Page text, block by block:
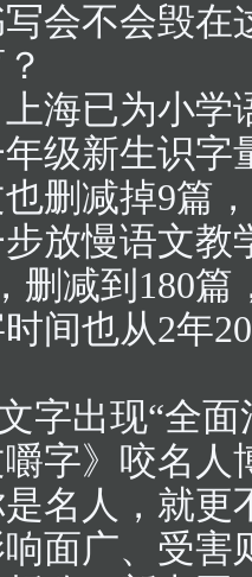
会不会毁在
海已为小
级新生识字
删减掉9篇
放慢语文教
删减到180
间也从2年
字出现“全面
字》咬名人
名人，就更
面广、受害